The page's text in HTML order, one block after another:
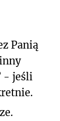
Panią
- jeśli